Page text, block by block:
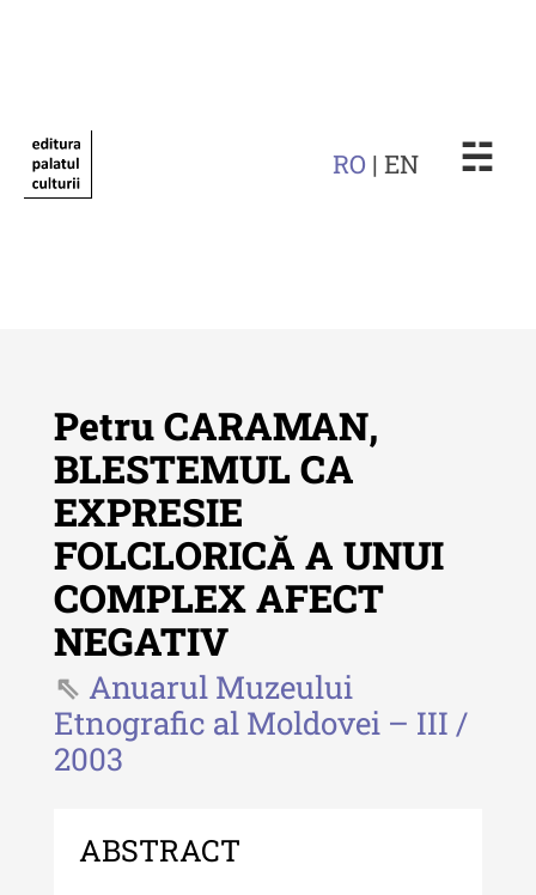
RO | EN ☵
Revista "Cercetări istorice"
Revista "Cercetări istorice" - XLIV
- 2025
Revista "Cercetări istorice" - XLIII
- 2024
Revista "Cercetări istorice" - XLII -
2023
Buletinul ”Ioan Neculce” al Muzeului
Petru CARAMAN,
BLESTEMUL CA
EXPRESIE
FOLCLORICĂ A UNUI
COMPLEX AFECT
NEGATIV
Anuarul Muzeului
Etnografic al Moldovei – III /
2003
ABSTRACT